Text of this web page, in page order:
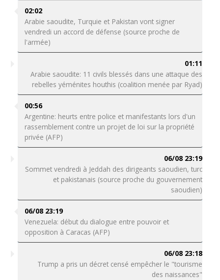
02:02
Arabie saoudite, Turquie et Pakistan vont signer
vendredi un accord de défense (source proche de
l'armée)
01:11
Arabie saoudite: 11 civils blessés dans une attaque des
rebelles yéménites houthis (coalition menée par Ryad)
00:56
Argentine: heurts entre police et manifestants lors d'un
rassemblement contre un projet de loi sur la propriété
privée (AFP)
06/08 23:19
Sommet vendredi à Jeddah des dirigeants saoudien, turc
et pakistanais (source proche du gouvernement
saoudien)
06/08 23:19
Venezuela: début du dialogue entre pouvoir et
opposition à Caracas (AFP)
06/08 23:18
Trump a pris un décret censé empêcher le "tourisme
des naissances"